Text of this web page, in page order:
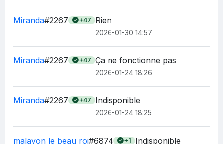
Miranda#2267 +47 Rien
2026-01-30 14:57
Miranda#2267 +47 Ça ne fonctionne pas
2026-01-24 18:26
Miranda#2267 +47 Indisponible
2026-01-24 18:25
malayon le beau roi#6874 +1 Indisponible